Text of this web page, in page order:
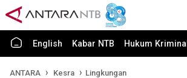
English Kabar NTB Hukum Kriminal
ANTARA Kesra Lingkungan